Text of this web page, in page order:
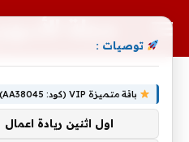
مجلة
توصيات :
باقة متميزة VIP (كود: AA38045):
اول اثنين ريادة اعمال